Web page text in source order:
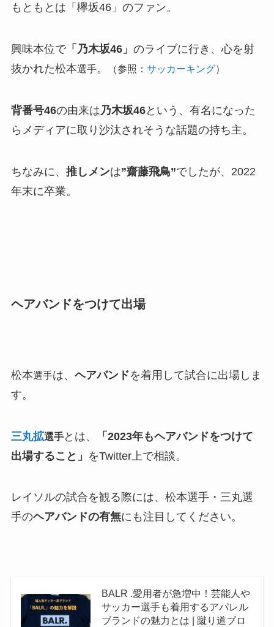
もともとは「欅坂46」のファン。
興味本位で「乃木坂46」 のライブに行き、心を射
抜かれた松本選手。 （参照： サッカーキング）
背番号46の由来は乃木坂46という、有名になった
らメディアに取り沙汰されそうな話題の持ち主。
ちなみに、 推しメンは”齋藤飛鳥”でしたが、2022
年末に卒業。
ヘアバンドをつけて出場
松本選手は、 ヘアバンドを着用して試合に出場しま
す。
三丸拡選手とは、
「2023年もヘアバンドをつけて
出場すること」 をTwitter上で相談。
レイソルの試合を観る際には、松本選手・三丸選
手のヘアバンドの有無にも注目してください。
BALR .愛用者が急増中！芸能人や
サッカー選手も着用するアパレル
ブランドの魅力とは | 蹴り道ブロ